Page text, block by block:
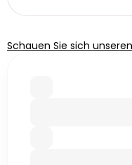
Schauen Sie sich